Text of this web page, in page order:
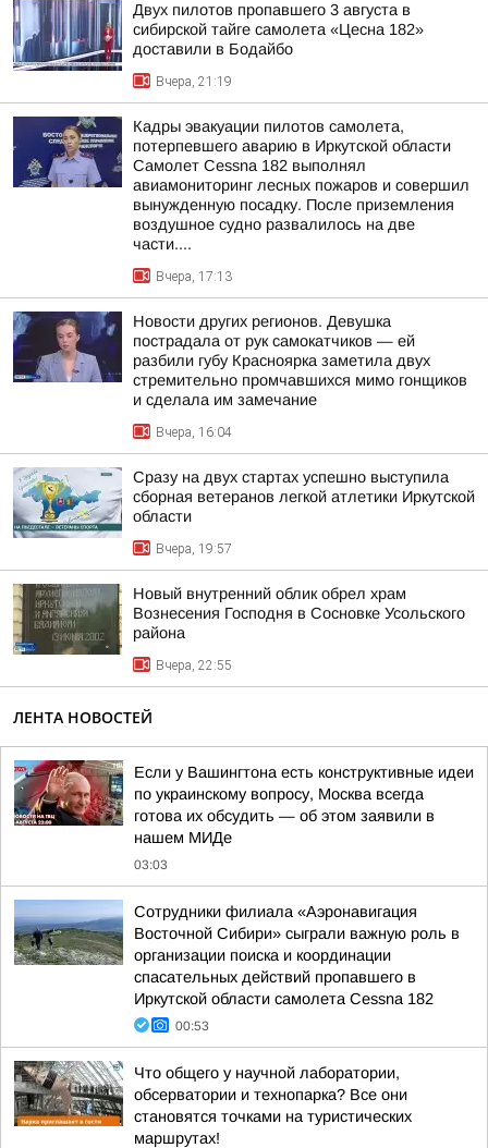
Двух пилотов пропавшего 3 августа в
сибирской тайге самолета «Цесна 182»
доставили в Бодайбо
Вчера, 21:19
Кадры эвакуации пилотов самолета,
потерпевшего аварию в Иркутской области
Самолет Cessna 182 выполнял
авиамониторинг лесных пожаров и совершил
вынужденную посадку. После приземления
воздушное судно развалилось на две
части....
Вчера, 17:13
Новости других регионов. Девушка
пострадала от рук самокатчиков — ей
разбили губу Красноярка заметила двух
стремительно промчавшихся мимо гонщиков
и сделала им замечание
Вчера, 16:04
Сразу на двух стартах успешно выступила
сборная ветеранов легкой атлетики Иркутской
области
Вчера, 19:57
Новый внутренний облик обрел храм
Вознесения Господня в Сосновке Усольского
района
Вчера, 22:55
ЛЕНТА НОВОСТЕЙ
Если у Вашингтона есть конструктивные идеи
по украинскому вопросу, Москва всегда
готова их обсудить — об этом заявили в
нашем МИДе
03:03
Сотрудники филиала «Аэронавигация
Восточной Сибири» сыграли важную роль в
организации поиска и координации
спасательных действий пропавшего в
Иркутской области самолета Cessna 182
00:53
Что общего у научной лаборатории,
обсерватории и технопарка? Все они
становятся точками на туристических
маршрутах!